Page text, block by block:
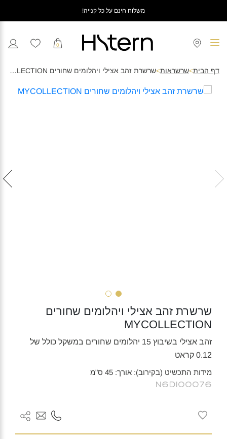
משלוח חינם על כל קנייה!
0
דף הבית>שרשראות> שרשרת זהב אצילי ויהלומים שחורים MYCOLLECTION
שרשרת זהב אצילי ויהלומים שחורים
MYCOLLECTION
זהב אצילי בשיבוץ 15 יהלומים שחורים במשקל כולל של
0.12 קראט
מידות התכשיט (בקירוב): אורך: 45 ס"מ
N6DI00076